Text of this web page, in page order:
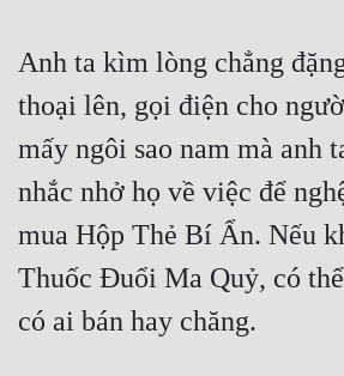
Anh ta kìm lòng chẳng
thoại lên, gọi điện cho
mấy ngôi sao nam mà anh
nhắc nhở họ về việc để
mua Hộp Thẻ Bí Ẩn. Nếu
Thuốc Đuổi Ma Quỷ, có
có ai bán hay chăng.